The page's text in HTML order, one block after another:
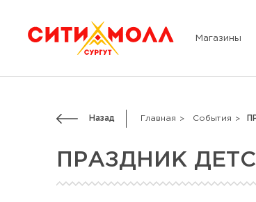
Магазины
Назад Главная События
ПРАЗДНИК